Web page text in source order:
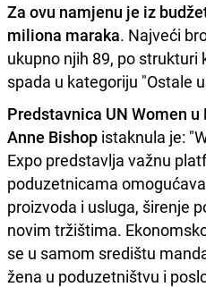
Za ovu namjenu je iz
miliona maraka. Najveći
ukupno njih 89, po
spada u kategoriju "Ostale
Predstavnica UN Women
Anne Bishop istaknula je:
Expo predstavlja važnu
poduzetnicama
proizvoda i usluga, širenje
novim tržištima.
se u samom središtu
žena u poduzetništvu i